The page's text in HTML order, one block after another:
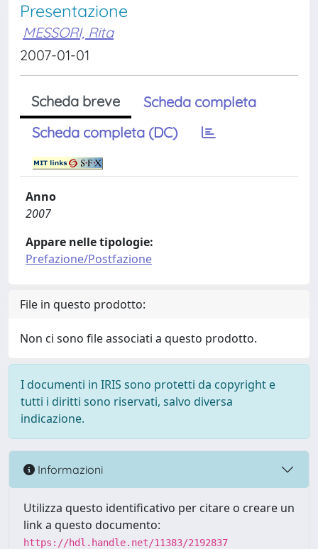
Presentazione
MESSORI, Rita
2007-01-01
Scheda breve
Scheda completa
Scheda completa (DC)
Anno
2007
Appare nelle tipologie:
Prefazione/Postfazione
File in questo prodotto:
Non ci sono file associati a questo prodotto.
I documenti in IRIS sono protetti da copyright e
tutti i diritti sono riservati, salvo diversa
indicazione.
Informazioni
Utilizza questo identificativo per citare o creare un
link a questo documento:
https://hdl.handle.net/11383/2192837